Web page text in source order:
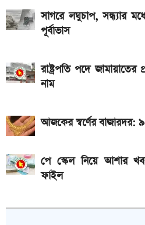
সাগরে লঘুচাপ, সন্ধ্যার
পূর্বাভাস
রাষ্ট্রপতি পদে জামায়াতের
নাম
আজকের স্বর্ণের
পে স্কেল নিয়ে আশার
ফাইল